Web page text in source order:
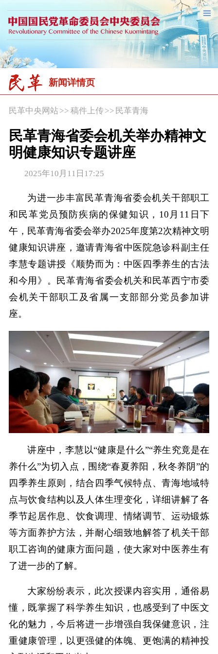
新闻详情页
民革中央网站>> 稿件上传 >> 民革青海
民革青海省委会机关举办精神文
明健康知识专题讲座
2025年10月11日17:25
为进一步丰富民革青海省委会机关干部职工
和民革党员预防疾病的保健知识，10月11日下
午，民革青海省委会举办2025年度第2次精神文明
健康知识讲座，邀请青海省中医院急诊科副主任
李慧专题讲授《顺势而为：中医四季养生的古法
和今用》。民革青海省委会机关和民革西宁市委
会机关干部职工及省属一支部部分党员参加讲
座。
讲座中，李慧以“健康是什么”“养生究竟是在
养什么”为切入点，围绕“春夏养阳，秋冬养阴”的
四季养生原则，结合四季气候特点、青海地域特
点与饮食结构以及人体生理变化，详细讲解了各
季节起居作息、饮食调理、情绪调节、运动锻炼
等方面养护方法，并耐心细致地解答了机关干部
职工咨询的健康方面问题，使大家对中医养生有
了进一步的了解。
大家纷纷表示，此次授课内容实用，通俗易
懂，既掌握了科学养生知识，也感受到了中医文
化的魅力，今后将进一步增强自我保健意识，注
重健康管理，以更强健的体魄、更饱满的精神投